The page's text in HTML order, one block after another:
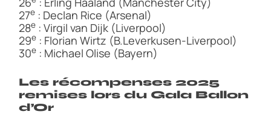
27e : Declan Rice (Arsenal)
28e : Virgil van Dijk (Liverpool)
29e : Florian Wirtz (B.Leverkusen-Liverpool)
30e : Michael Olise (Bayern)
Les récompenses 2025
remises lors du Gala Ballon
d’Or